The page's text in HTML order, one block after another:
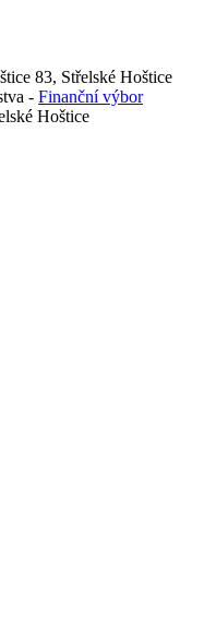
83, Střelské Hoštice
- Finanční výbor
Hoštice